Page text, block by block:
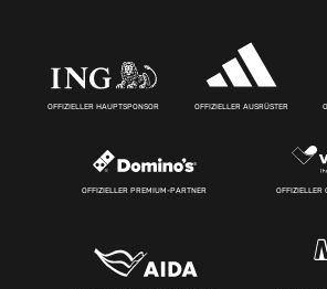
OFFIZIELLER HAUPTSPONSOR OFFIZIELLER AUSRÜSTER
OFFIZIELLER PREMIUM-PARTNER OFFIZIELLER